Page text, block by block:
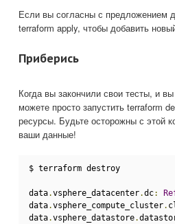
Если вы согласны с предложением
terraform apply, чтобы добавить
Приберись
Когда вы закончили свои тесты, и
можете просто запустить terraform
ресурсы. Будьте осторожны с этой
ваши данные!
$ terraform destroy
data.vsphere_datacenter.dc:
data.vsphere_compute_cluster.
data.vsphere_datastore.